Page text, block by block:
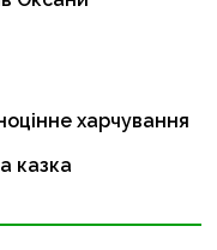
харчування
казка